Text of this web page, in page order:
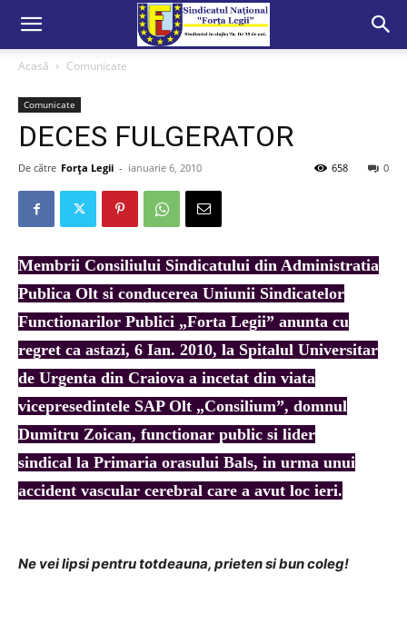
Acasă Comunicate
Comunicate
DECES FULGERATOR
De către Forța Legii - ianuarie 6, 2010 0
658
Membrii Consiliului Sindicatului din Administratia
Publica Olt si conducerea Uniunii Sindicatelor
Functionarilor Publici „Forta Legii” anunta cu
regret ca astazi, 6 Ian. 2010, la Spitalul Universitar
de Urgenta din Craiova a incetat din viata
vicepresedintele SAP Olt „Consilium”, domnul
Dumitru Zoican, functionar public si lider
sindical la Primaria orasului Bals, in urma unui
accident vascular cerebral care a avut loc ieri.
Ne vei lipsi pentru totdeauna, prieten si bun coleg!